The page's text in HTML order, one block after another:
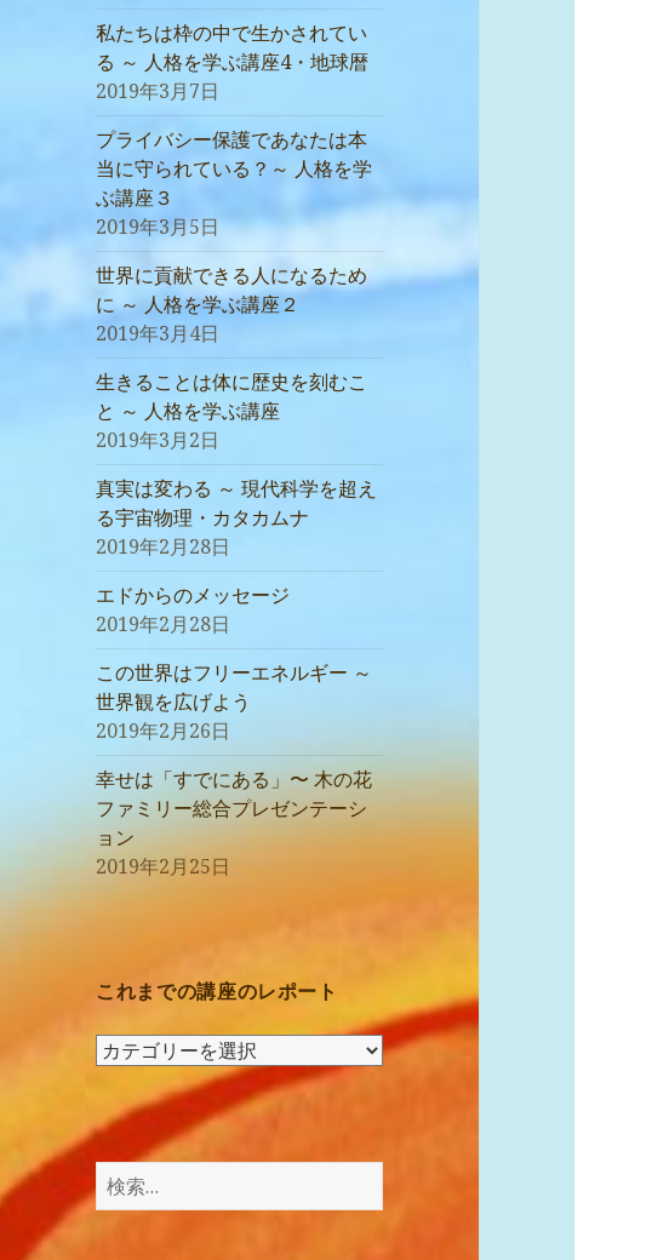
私たちは枠の中で生かされてい
る ～ 人格を学ぶ講座4・地球暦
2019年3月7日
プライバシー保護であなたは本
当に守られている？～ 人格を学
ぶ講座３
2019年3月5日
世界に貢献できる人になるため
に ～ 人格を学ぶ講座２
2019年3月4日
生きることは体に歴史を刻むこ
と ～ 人格を学ぶ講座
2019年3月2日
真実は変わる ～ 現代科学を超え
る宇宙物理・カタカムナ
2019年2月28日
エドからのメッセージ
2019年2月28日
この世界はフリーエネルギー ～
世界観を広げよう
2019年2月26日
幸せは「すでにある」〜 木の花
ファミリー総合プレゼンテーシ
ョン
2019年2月25日
これまでの講座のレポート
こ
で
の
講
検
索: